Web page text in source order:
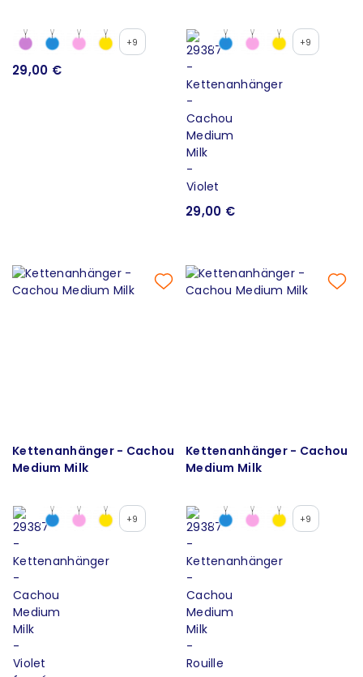
+9
29,00 €
+9
29,00 €
Kettenanhänger - Cachou
Medium Milk
+9
Kettenanhänger - Cachou
Medium Milk
+9